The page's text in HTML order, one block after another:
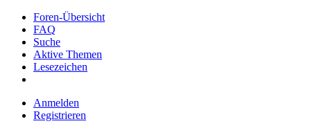
Foren-Übersicht
FAQ
Suche
Aktive Themen
Lesezeichen
Anmelden
Registrieren